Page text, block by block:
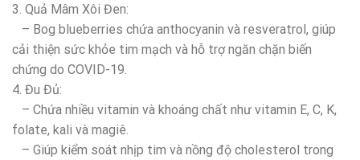
3. Quả Mâm Xôi Đen:
– Bog blueberries chứa anthocyanin và resveratrol, giúp
cải thiện sức khỏe tim mạch và hỗ trợ ngăn chặn biến
chứng do COVID-19.
4. Đu Đủ:
– Chứa nhiều vitamin và khoáng chất như vitamin E, C, K,
folate, kali và magiê.
– Giúp kiểm soát nhịp tim và nồng độ cholesterol trong